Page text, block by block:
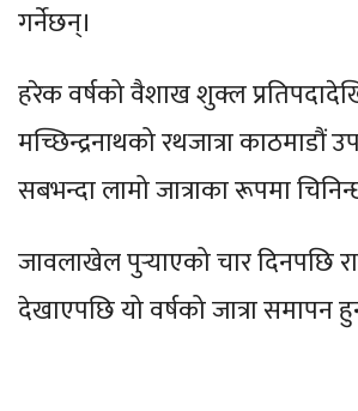
गर्नेछन्।
हरेक वर्षको वैशाख शुक्ल
मच्छिन्द्रनाथको रथजात्रा काठमाडौं
सबभन्दा लामो जात्राका रूपमा
जावलाखेल पुर्‍याएको चार दिनपछि
देखाएपछि यो वर्षको जात्रा समापन